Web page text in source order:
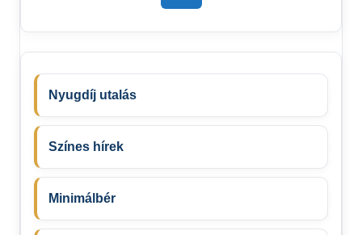
Nyugdíj utalás
Színes hírek
Minimálbér